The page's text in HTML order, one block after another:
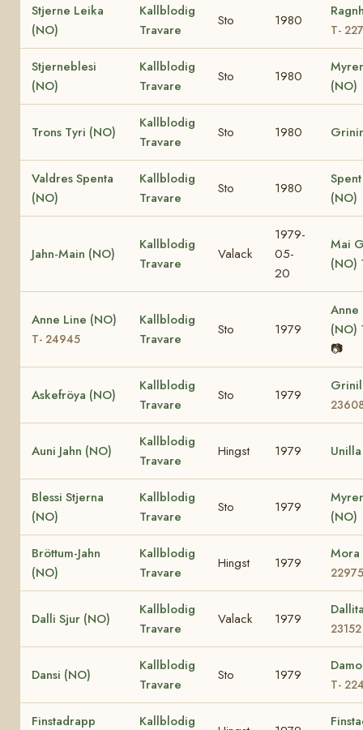
Stjerne Leika
(NO)
Kallblodig
Travare
Sto 1980
T-
Stjerneblesi
(NO)
Kallblodig
Travare
Sto 1980
(NO)
Trons Tyri (NO)
Kallblodig
Travare
Sto 1980
Valdres Spenta
(NO)
Kallblodig
Travare
Sto 1980
(NO)
Jahn-Main (NO)
Kallblodig
Travare
Valack
1979-
05-
20
Mai
(NO)
Anne Line (NO)
T- 24945
Kallblodig
Travare
Sto 1979
Anne
(NO)
📷
Askefröya (NO)
Kallblodig
Travare
Sto 1979
Auni Jahn (NO)
Kallblodig
Travare
Hingst 1979
Blessi Stjerna
(NO)
Kallblodig
Travare
Sto 1979
(NO)
Bröttum-Jahn
(NO)
Kallblodig
Travare
Hingst 1979
22975
Dalli Sjur (NO)
Kallblodig
Travare
Valack 1979
23152
Dansi (NO)
Kallblodig
Travare
Sto 1979
T-
Finstadrapp
Kallblodig